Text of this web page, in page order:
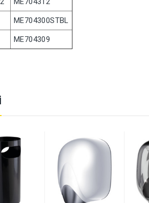
ME704300STBL
ME704309